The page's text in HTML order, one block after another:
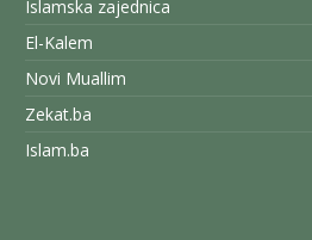
Islamska zajednica
El-Kalem
Novi Muallim
Zekat.ba
Islam.ba